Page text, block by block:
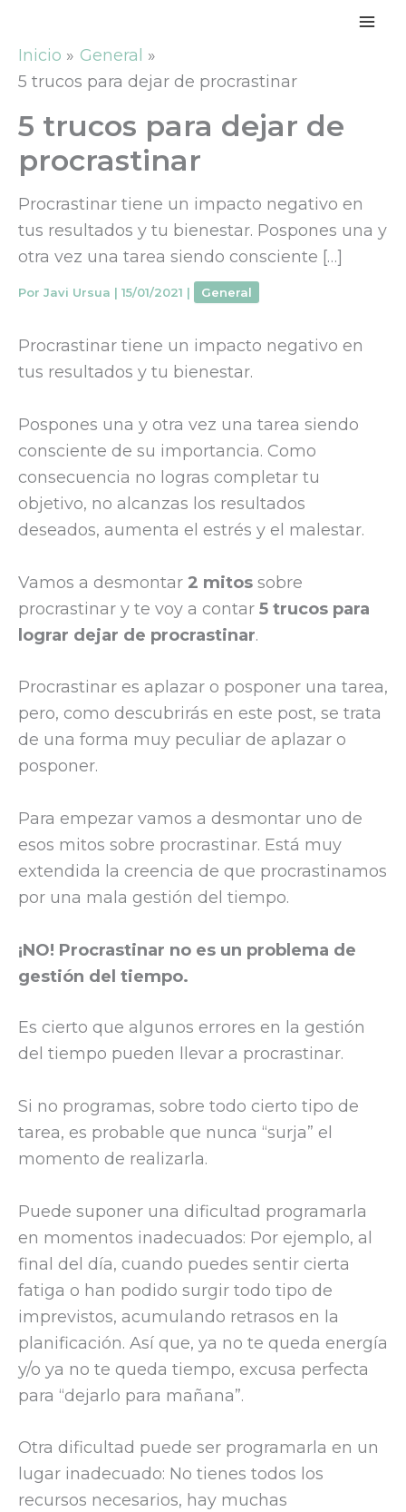
contenido
Inicio
General
5 trucos para dejar de procrastinar
5 trucos para dejar de
procrastinar
Procrastinar tiene un impacto negativo en
tus resultados y tu bienestar. Pospones una y
otra vez una tarea siendo consciente […]
Por Javi Ursua | 15/01/2021 | General
Procrastinar tiene un impacto negativo en
tus resultados y tu bienestar.
Pospones una y otra vez una tarea siendo
consciente de su importancia. Como
consecuencia no logras completar tu
objetivo, no alcanzas los resultados
deseados, aumenta el estrés y el malestar.
Vamos a desmontar 2 mitos sobre
procrastinar y te voy a contar 5 trucos para
lograr dejar de procrastinar.
Procrastinar es aplazar o posponer una tarea,
pero, como descubrirás en este post, se trata
de una forma muy peculiar de aplazar o
posponer.
Para empezar vamos a desmontar uno de
esos mitos sobre procrastinar. Está muy
extendida la creencia de que procrastinamos
por una mala gestión del tiempo.
¡NO! Procrastinar no es un problema de
gestión del tiempo.
Es cierto que algunos errores en la gestión
del tiempo pueden llevar a procrastinar.
Si no programas, sobre todo cierto tipo de
tarea, es probable que nunca “surja” el
momento de realizarla.
Puede suponer una dificultad programarla
en momentos inadecuados: Por ejemplo, al
final del día, cuando puedes sentir cierta
fatiga o han podido surgir todo tipo de
imprevistos, acumulando retrasos en la
planificación. Así que, ya no te queda energía
y/o ya no te queda tiempo, excusa perfecta
para “dejarlo para mañana”.
Otra dificultad puede ser programarla en un
lugar inadecuado: No tienes todos los
recursos necesarios, hay muchas